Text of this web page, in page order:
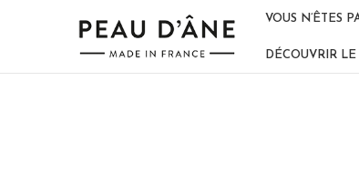
VOUS N’ÊTES
DÉCOUVRIR